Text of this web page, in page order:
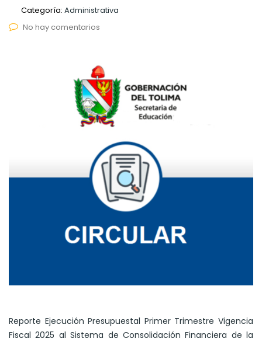
Categoría: Administrativa
No hay comentarios
Reporte Ejecución Presupuestal Primer Trimestre Vigencia
Fiscal 2025 al Sistema de Consolidación Financiera de la